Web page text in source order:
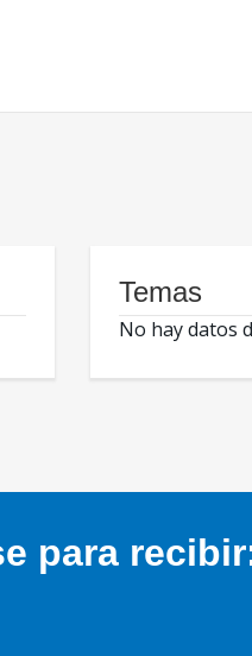
Temas
No hay datos
para